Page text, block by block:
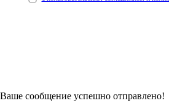
Ваше сообщение успешно отправлено!